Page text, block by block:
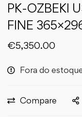
PK-OZBEKI
FINE
€5,350.00
Fora do
Compare